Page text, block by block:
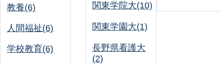
教養(6)
人間福祉(6)
学校教育(6)
関東学院大(10)
関東学園大(1)
長野県看護大
(2)